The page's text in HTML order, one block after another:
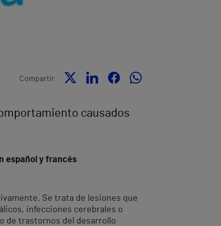
Compartir
causados
español y francés
Se trata de lesiones que
infecciones cerebrales o
de trastornos del desarrollo